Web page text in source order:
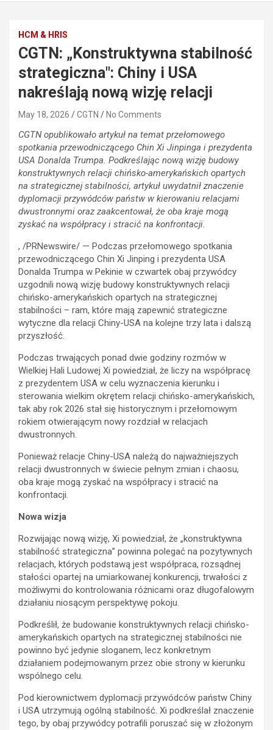
HCM & HRIS
CGTN: „Konstruktywna stabilność
strategiczna": Chiny i USA
nakreślają nową wizję relacji
May 18, 2026 CGTN No Comments
CGTN opublikowało artykuł na temat przełomowego
spotkania przewodniczącego Chin Xi Jinpinga i prezydenta
USA Donalda Trumpa. Podkreślając nową wizję budowy
konstruktywnych relacji chińsko-amerykańskich opartych
na strategicznej stabilności, artykuł uwydatnił znaczenie
dyplomacji przywódców państw w kierowaniu relacjami
dwustronnymi oraz zaakcentował, że oba kraje mogą
zyskać na współpracy i stracić na konfrontacji.
, /PRNewswire/ — Podczas przełomowego spotkania
przewodniczącego Chin Xi Jinping i prezydenta USA
Donalda Trumpa w Pekinie w czwartek obaj przywódcy
uzgodnili nową wizję budowy konstruktywnych relacji
chińsko-amerykańskich opartych na strategicznej
stabilności – ram, które mają zapewnić strategiczne
wytyczne dla relacji Chiny-USA na kolejne trzy lata i dalszą
przyszłość.
Podczas trwających ponad dwie godziny rozmów w
Wielkiej Hali Ludowej Xi powiedział, że liczy na współpracę
z prezydentem USA w celu wyznaczenia kierunku i
sterowania wielkim okrętem relacji chińsko-amerykańskich,
tak aby rok 2026 stał się historycznym i przełomowym
rokiem otwierającym nowy rozdział w relacjach
dwustronnych.
Ponieważ relacje Chiny-USA należą do najważniejszych
relacji dwustronnych w świecie pełnym zmian i chaosu,
oba kraje mogą zyskać na współpracy i stracić na
konfrontacji.
Nowa wizja
Rozwijając nową wizję, Xi powiedział, że „konstruktywna
stabilność strategiczna” powinna polegać na pozytywnych
relacjach, których podstawą jest współpraca, rozsądnej
stałości opartej na umiarkowanej konkurencji, trwałości z
możliwymi do kontrolowania różnicami oraz długofalowym
działaniu niosącym perspektywę pokoju.
Podkreślił, że budowanie konstruktywnych relacji chińsko-
amerykańskich opartych na strategicznej stabilności nie
powinno być jedynie sloganem, lecz konkretnym
działaniem podejmowanym przez obie strony w kierunku
wspólnego celu.
Pod kierownictwem dyplomacji przywódców państw Chiny
i USA utrzymują ogólną stabilność. Xi podkreślał znaczenie
tego, by obaj przywódcy potrafili poruszać się w złożonym